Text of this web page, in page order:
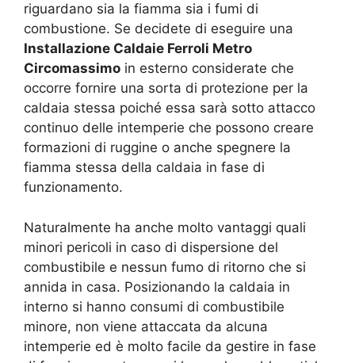
riguardano sia la fiamma sia i fumi di
combustione. Se decidete di eseguire una
Installazione Caldaie Ferroli Metro
Circomassimo in esterno considerate che
occorre fornire una sorta di protezione per la
caldaia stessa poiché essa sarà sotto attacco
continuo delle intemperie che possono creare
formazioni di ruggine o anche spegnere la
fiamma stessa della caldaia in fase di
funzionamento.
Naturalmente ha anche molto vantaggi quali
minori pericoli in caso di dispersione del
combustibile e nessun fumo di ritorno che si
annida in casa. Posizionando la caldaia in
interno si hanno consumi di combustibile
minore, non viene attaccata da alcuna
intemperie ed è molto facile da gestire in fase